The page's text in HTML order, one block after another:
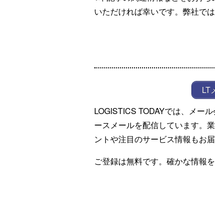
いただければ幸いです。弊社で
LT
LOGISTICS TODAYでは、メー
ースメールを配信しています。
ントや注目のサービス情報もお届
ご登録は無料です。確かな情報